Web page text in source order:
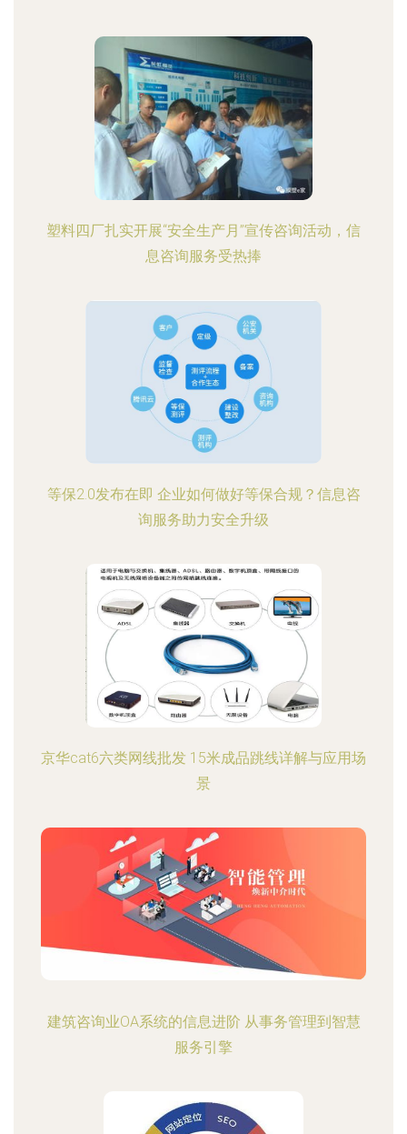
塑料四厂扎实开展“安全生产月”宣传咨询活动，信
息咨询服务受热捧
等保2.0发布在即 企业如何做好等保合规？信息咨
询服务助力安全升级
京华cat6六类网线批发 15米成品跳线详解与应用场
景
建筑咨询业OA系统的信息进阶 从事务管理到智慧
服务引擎